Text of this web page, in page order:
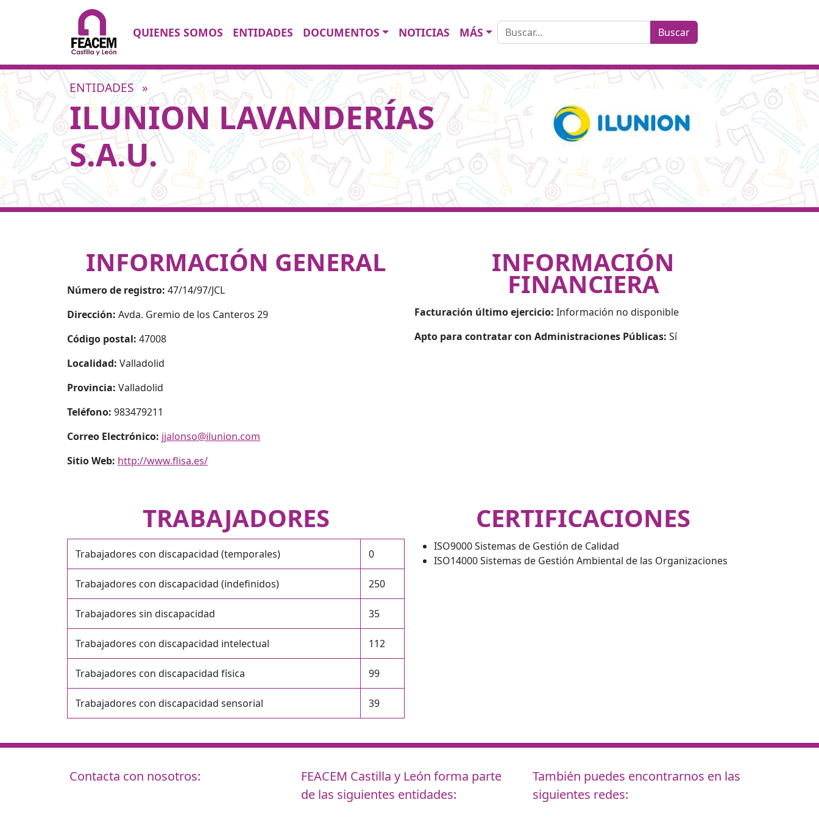
Navegación principal
QUIENES SOMOS ENTIDADES DOCUMENTOS NOTICIAS MÁS Buscar:
ENTIDADES »
ILUNION LAVANDERÍAS
S.A.U.
INFORMACIÓN GENERAL
Número de registro: 47/14/97/JCL
Dirección: Avda. Gremio de los Canteros 29
Código postal: 47008
Localidad: Valladolid
Provincia: Valladolid
Teléfono: 983479211
Correo Electrónico: jjalonso@ilunion.com
Sitio Web: http://www.flisa.es/
INFORMACIÓN
FINANCIERA
Facturación último ejercicio: Información no disponible
Apto para contratar con Administraciones Públicas: Sí
TRABAJADORES
Trabajadores con discapacidad (temporales) 0
Trabajadores con discapacidad (indefinidos) 250
Trabajadores sin discapacidad 35
Trabajadores con discapacidad intelectual 112
Trabajadores con discapacidad física 99
Trabajadores con discapacidad sensorial 39
CERTIFICACIONES
ISO9000 Sistemas de Gestión de Calidad
ISO14000 Sistemas de Gestión Ambiental de las Organizaciones
Contacta con nosotros: FEACEM Castilla y León forma parte
de las siguientes entidades:
También puedes encontrarnos en las
siguientes redes: